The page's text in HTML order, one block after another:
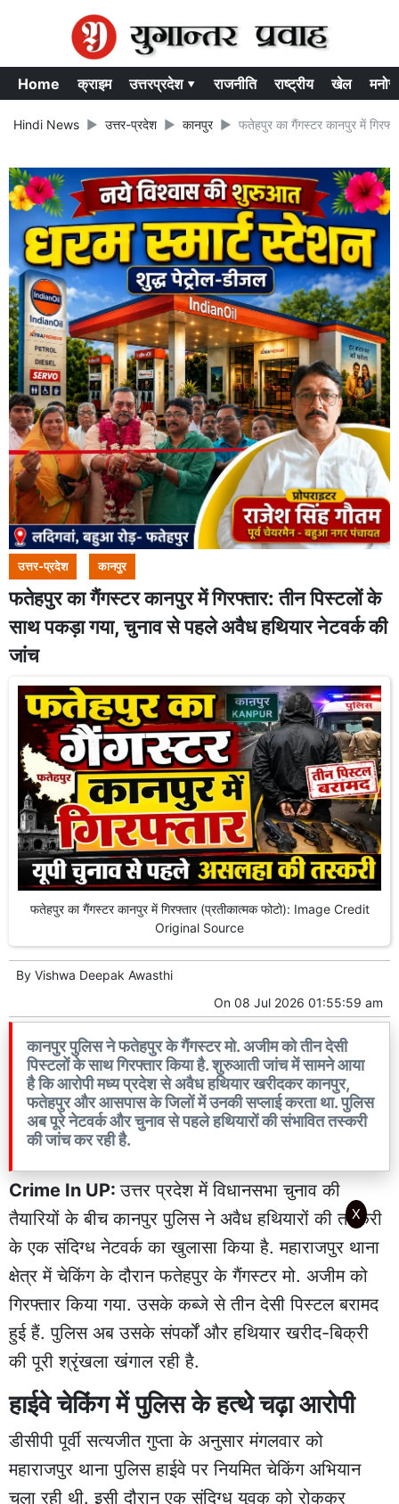
Home क्राइम उत्तरप्रदेश ▾ राजनीति राष्ट्रीय खेल
Hindi News उत्तर-प्रदेश कानपुर फतेहपुर का गैंगस्टर कानपुर में
उत्तर-प्रदेश कानपुर
फतेहपुर का गैंगस्टर कानपुर में गिरफ्तार: तीन पिस्टलों के
साथ पकड़ा गया, चुनाव से पहले अवैध हथियार नेटवर्क की
जांच
फतेहपुर का गैंगस्टर कानपुर में गिरफ्तार (प्रतीकात्मक फोटो): Image Credit
Original Source
By Vishwa Deepak Awasthi
On 08 Jul 2026 01:55:59 am
कानपुर पुलिस ने फतेहपुर के गैंगस्टर मो. अजीम को तीन देसी
पिस्टलों के साथ गिरफ्तार किया है. शुरुआती जांच में सामने आया
है कि आरोपी मध्य प्रदेश से अवैध हथियार खरीदकर कानपुर,
फतेहपुर और आसपास के जिलों में उनकी सप्लाई करता था. पुलिस
अब पूरे नेटवर्क और चुनाव से पहले हथियारों की संभावित तस्करी
की जांच कर रही है.
Crime In UP:उत्तर प्रदेश में विधानसभा चुनाव की
तैयारियों के बीच कानपुर पुलिस ने अवैध हथियारों की तस्करी
के एक संदिग्ध नेटवर्क का खुलासा किया है. महाराजपुर थाना
क्षेत्र में चेकिंग के दौरान फतेहपुर के गैंगस्टर मो. अजीम को
गिरफ्तार किया गया. उसके कब्जे से तीन देसी पिस्टल बरामद
हुई हैं. पुलिस अब उसके संपर्कों और हथियार खरीद-बिक्री
की पूरी श्रृंखला खंगाल रही है.
हाईवे चेकिंग में पुलिस के हत्थे चढ़ा आरोपी
डीसीपी पूर्वी सत्यजीत गुप्ता के अनुसार मंगलवार को
महाराजपुर थाना पुलिस हाईवे पर नियमित चेकिंग अभियान
चला रही थी. इसी दौरान एक संदिग्ध युवक को रोककर
X